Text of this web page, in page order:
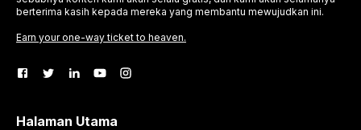
berterima kasih kepada mereka yang membantu mewujudkan ini.
Earn your one-way ticket to heaven.
Halaman Utama